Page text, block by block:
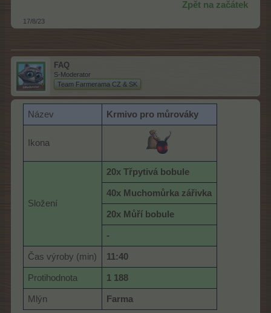
Zpět na začátek
17/8/23
FAQ
S-Moderator
Team Farmerama CZ & SK
Název Krmivo pro můrováky
Ikona
Složení
20x Třpytivá bobule
40x Muchomůrka zářivka
20x Můří bobule
-
Čas výroby (min) 11:40
Protihodnota 1 188
Mlýn Farma